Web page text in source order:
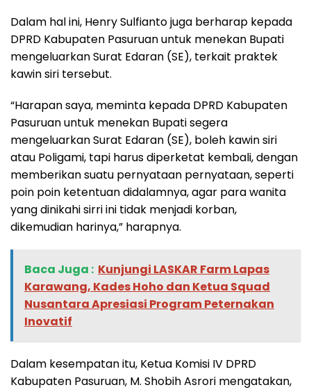
Dalam hal ini, Henry Sulfianto juga berharap kepada
DPRD Kabupaten Pasuruan untuk menekan Bupati
mengeluarkan Surat Edaran (SE), terkait praktek
kawin siri tersebut.
“Harapan saya, meminta kepada DPRD Kabupaten
Pasuruan untuk menekan Bupati segera
mengeluarkan Surat Edaran (SE), boleh kawin siri
atau Poligami, tapi harus diperketat kembali, dengan
memberikan suatu pernyataan pernyataan, seperti
poin poin ketentuan didalamnya, agar para wanita
yang dinikahi sirri ini tidak menjadi korban,
dikemudian harinya,” harapnya.
Baca Juga : ‎Kunjungi LASKAR Farm Lapas
Karawang, Kades Hoho dan Ketua Squad
Nusantara Apresiasi Program Peternakan
Inovatif
Dalam kesempatan itu, Ketua Komisi IV DPRD
Kabupaten Pasuruan, M. Shobih Asrori mengatakan,